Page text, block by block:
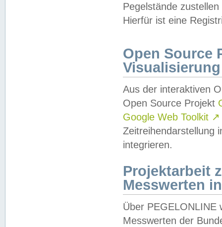
Pegelstände
Hierfür ist eine
Open Source
Visualisierung
Aus der interaktiven
Open Source Projekt
Google Web Toolkit ↗
Zeitreihendarstellung
integrieren.
Projektarbeit
Messwerten
Über PEGELONLINE
Messwerten der